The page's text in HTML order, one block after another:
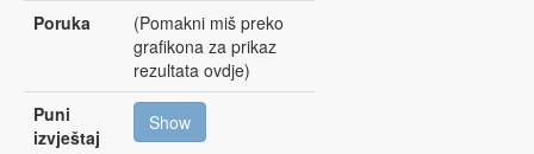
Poruka
(Pomakni miš preko
grafikona za prikaz
rezultata ovdje)
Puni
izvještaj
Show